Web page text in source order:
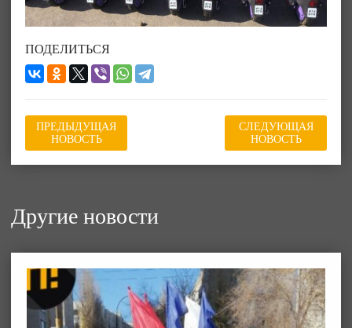
ПОДЕЛИТЬСЯ
ПРЕДЫДУЩАЯ
НОВОСТЬ
СЛЕДУЮЩАЯ
НОВОСТЬ
Другие новости